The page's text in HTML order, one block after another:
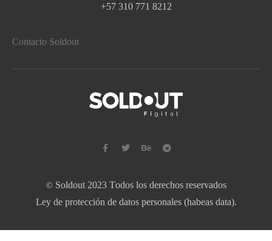
+57 310 771 8212
Contacto Soldout
© Soldout 2023 Todos los derechos reservados
Ley de protección de datos personales (habeas data).